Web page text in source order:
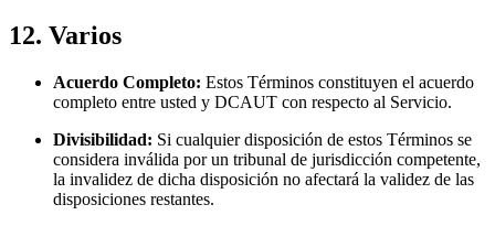
12. Varios
Acuerdo Completo: Estos Términos constituyen el acuerdo
completo entre usted y DCAUT con respecto al Servicio.
Divisibilidad: Si cualquier disposición de estos Términos se
considera inválida por un tribunal de jurisdicción competente,
la invalidez de dicha disposición no afectará la validez de las
disposiciones restantes.